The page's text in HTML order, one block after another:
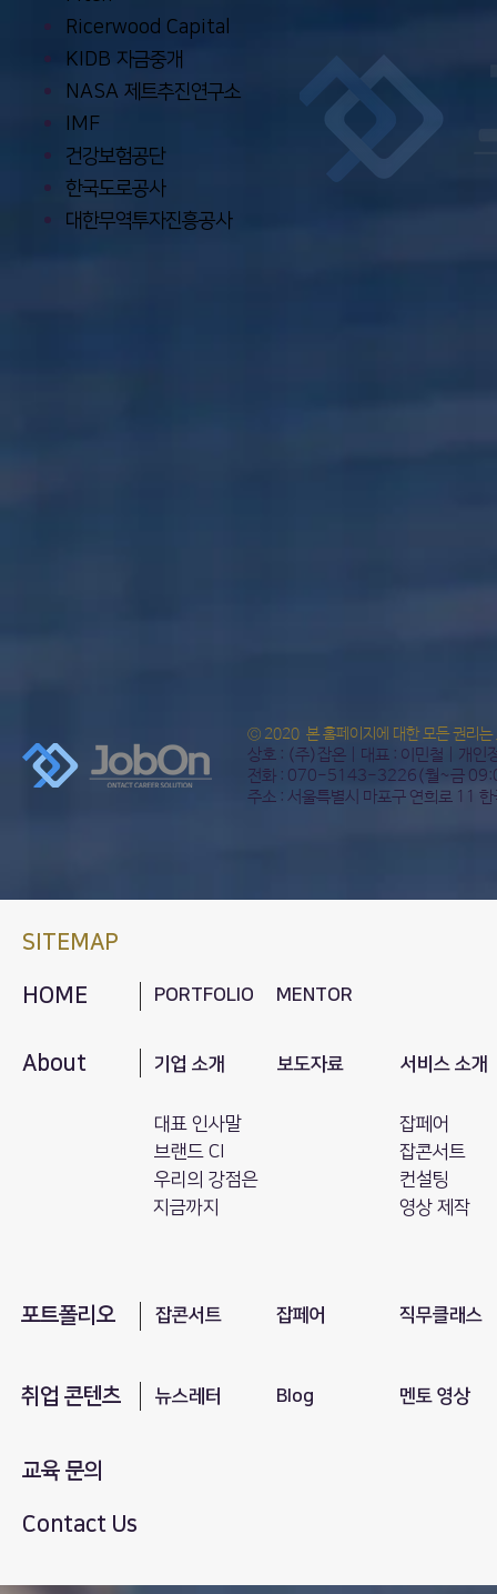
Ricerwood Capital
KIDB 자금중개
NASA 제트추진연구소
IMF
건강보험공단
한국도로공사
​대한무역투자진흥공사
© 2020 본 홈페이지에 대한 모든 권리
상호 : (주)잡온 | 대표 : 이민철 | 개인
전화 : 070-5143-3226(월~금
주소 : 서울특별시 마포구 연희로 11
SITEMAP
HOME PORTFOLIO MENTOR
About 기업 소개 보도자료 서비스 소개
대표 인사말
브랜드 CI
​우리의 강점은
지금까지
잡페어
잡콘서트
컨설팅
영상 제작
포트폴리오 ​잡콘서트 잡페어 직무클래스
취업 콘텐츠 뉴스레터 Blog ​멘토 영상
교육 문의
Contact Us